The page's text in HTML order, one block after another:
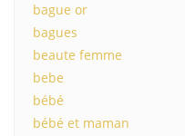
bague or
bagues
beaute femme
bebe
bébé
bébé et maman